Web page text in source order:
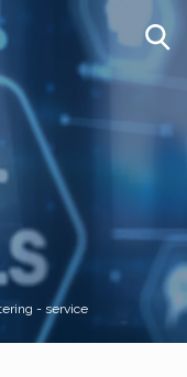
- service